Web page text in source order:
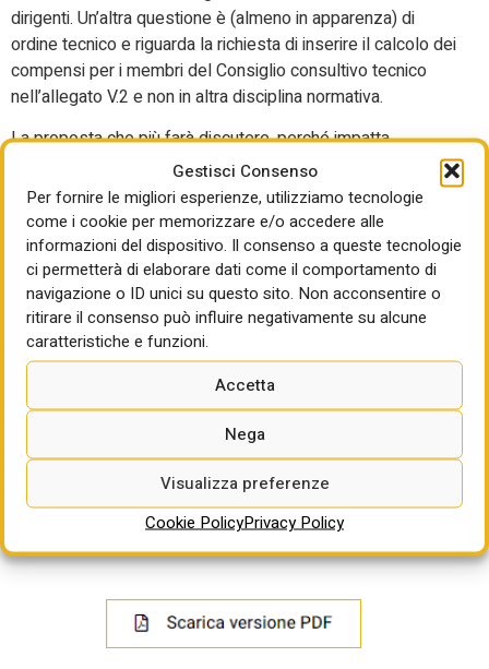
Gestisci Consenso
Per fornire le migliori esperienze, utilizziamo tecnologie
come i cookie per memorizzare e/o accedere alle
informazioni del dispositivo. Il consenso a queste tecnologie
ci permetterà di elaborare dati come il comportamento di
navigazione o ID unici su questo sito. Non acconsentire o
ritirare il consenso può influire negativamente su alcune
caratteristiche e funzioni.
Accetta
Nega
Visualizza preferenze
Cookie PolicyPrivacy Policy
dirigenti. Un’altra questione è (almeno in apparenza) di
ordine tecnico e riguarda la richiesta di inserire il calcolo dei
compensi per i membri del Consiglio consultivo tecnico
nell’allegato V.2 e non in altra disciplina normativa.
La proposta che più farà discutere, perché impatta
pesantemente sulla questione oggi più incandecscente
dell’intero correttivo, il rapporto fra contratto di lavoro
prevalente e contratti equivalenti, getta ulteriore benzina
sul fuoco chiedendo che siano forniti (ma non si capisce da
chi) “elenchi di contratti equivalenti, con valore orientativo”.
Evidente che la proposta è soprattutto una richiesta di
aiuto che arriva dalla base dei Rup, oggi in grandissima
difficoltà nel districare la materia, ma l’effetto della
proposta – nonostante il richiamo di Assorup alla
necessità di tutelare i lavoratori – è di legittimare i contratti
equivalenti che Ance e sindacati confederali chiedono di
fatto di sopprimere, considerando lo spazio potenziale che
viene loro lasciato un sostanziale assalto al contratto
nazionale e al sistema delle bilateralità, a partire dalle